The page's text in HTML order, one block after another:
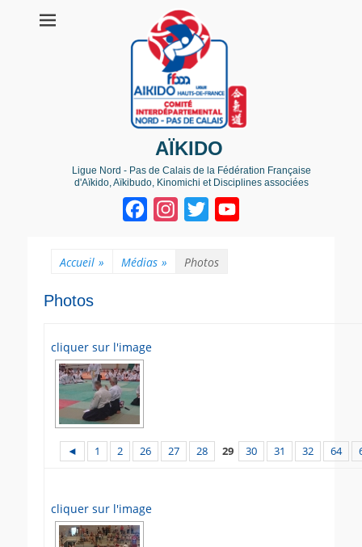
AÏKIDO
Ligue Nord - Pas de Calais de la Fédération Française
d'Aïkido, Aïkibudo, Kinomichi et Disciplines associées
FacebookInstagram
Twitter
Accueil » Médias » Photos
Photos
cliquer sur l'image
◄ 1 2 26 27 28 29 30 31 32 64
cliquer sur l'image